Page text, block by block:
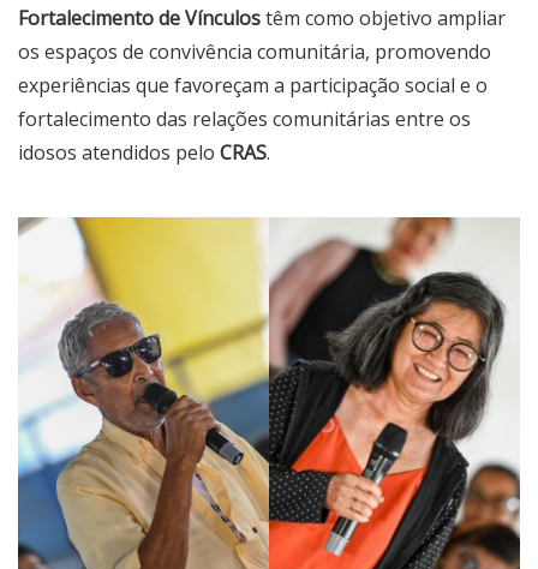
Fortalecimento de Vínculostêm como objetivo ampliar
os espaços de convivência comunitária, promovendo
experiências que favoreçam a participação social e o
fortalecimento das relações comunitárias entre os
idosos atendidos pelo CRAS.